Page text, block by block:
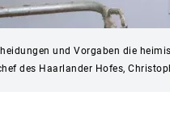
und Vorgaben die
des Haarlander Hofes,